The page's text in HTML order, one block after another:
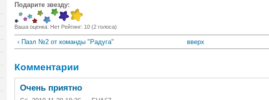
Подарите звезду:
Ваша оценка: Нет Рейтинг: 10 (2голоса)
‹ Пазл №2 от команды "Радуга" вверх
Комментарии
Очень приятно